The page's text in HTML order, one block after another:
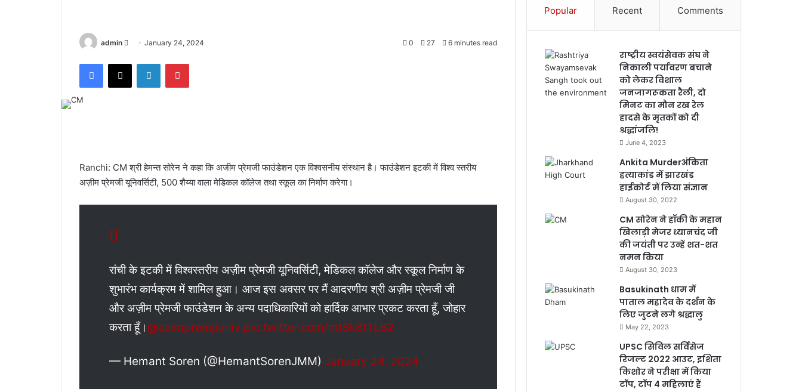
admin
d
i
l
January 24, 2024 0 27 6 minutes read
Ranchi: CM श्री हेमन्त सोरेन ने कहा कि अजीम प्रेमजी फाउंडेशन एक विश्वसनीय संस्थान है। फाउंडेशन इटकी में विश्व स्तरीय
अज़ीम प्रेमजी यूनिवर्सिटी, 500 शैय्या वाला मेडिकल कॉलेज तथा स्कूल का निर्माण करेगा।
रांची के इटकी में विश्वस्तरीय अज़ीम प्रेमजी यूनिवर्सिटी, मेडिकल कॉलेज और स्कूल निर्माण के
शुभारंभ कार्यक्रम में शामिल हुआ। आज इस अवसर पर मैं आदरणीय श्री अज़ीम प्रेमजी जी
और अज़ीम प्रेमजी फाउंडेशन के अन्य पदाधिकारियों को हार्दिक आभार प्रकट करता हूँ, जोहार
करता हूँ। @azimpremjiuniv pic.twitter.com/mtSk8tTLB2
— Hemant Soren (@HemantSorenJMM) January 24, 2024
Popular Recent Comments
राष्ट्रीय स्वयंसेवक संघ ने
निकाली पर्यावरण बचाने
को लेकर विशाल
जनजागरूकता रैली, दो
मिनट का मौन रख रेल
हादसे के मृतकों को दी
श्रद्धांजलि!
June 4, 2023
Ankita Murderअंकिता
हत्याकांड में झारखंड
हाईकोर्ट में लिया संज्ञान
August 30, 2022
CM सोरेन ने हॉकी के महान
खिलाड़ी मेजर ध्यानचंद जी
की जयंती पर उन्हें शत-शत
नमन किया
August 30, 2023
Basukinath धाम में
पाताल महादेव के दर्शन के
लिए जुटने लगे श्रद्धालु
May 22, 2023
UPSC सिविल सर्विसेज
रिजल्ट 2022 आउट, इशिता
किशोर ने परीक्षा में किया
टॉप, टॉप 4 महिलाएं हैं